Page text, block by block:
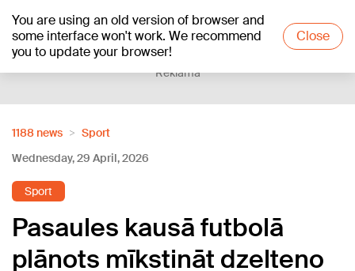
You are using an old version of browser and
some interface won't work. We recommend
you to update your browser!
Close
+19°C
Reklāma
1188 news
Sport
Wednesday, 29 April, 2026
Sport
Pasaules kausā futbolā
plānots mīkstināt dzelteno